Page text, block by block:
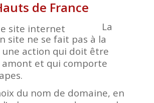
de France
La
site ne se fait pas à la
une action qui doit être
amont et qui comporte
du nom de domaine, en